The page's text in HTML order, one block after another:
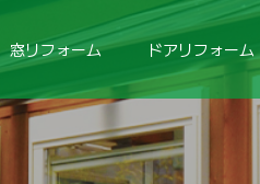
窓リフォーム ドアリフォーム